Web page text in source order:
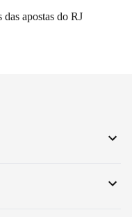
apostas do RJ